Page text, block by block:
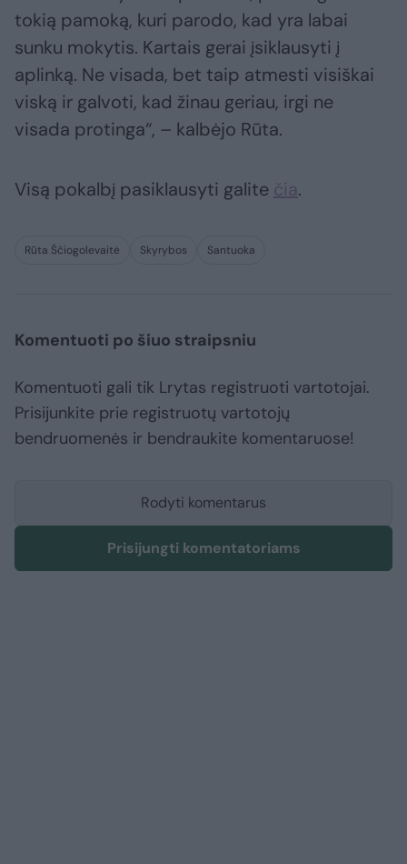
tokią pamoką, kuri parodo, kad yra labai
sunku mokytis. Kartais gerai įsiklausyti į
aplinką. Ne visada, bet taip atmesti visiškai
viską ir galvoti, kad žinau geriau, irgi ne
visada protinga“, – kalbėjo Rūta.
Visą pokalbį pasiklausyti galite čia.
Rūta Ščiogolevaitė Skyrybos Santuoka
Komentuoti po šiuo straipsniu
Komentuoti gali tik Lrytas registruoti vartotojai.
Prisijunkite prie registruotų vartotojų
bendruomenės ir bendraukite komentaruose!
Rodyti komentarus
Prisijungti komentatoriams